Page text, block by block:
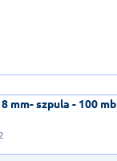
mm- szpula - 100 mb